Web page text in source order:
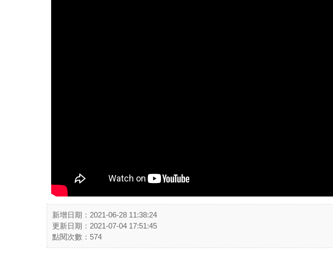
新增日期：2021-06-28 11:38:24
更新日期：2021-07-04 17:51:45
點閱次數：574